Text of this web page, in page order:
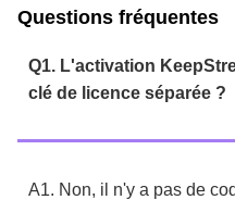
Questions fréquentes
Q1. L'activation
clé de licence séparée ?
A1. Non, il n'y a pas de